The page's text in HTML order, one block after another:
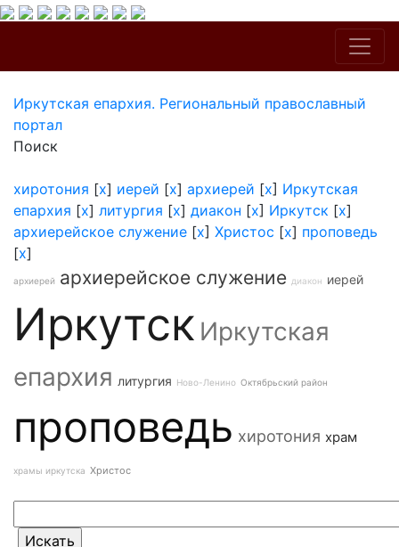
Иркутская епархия. Региональный православный
портал
Поиск
хиротония [x] иерей [x] архиерей [x] Иркутская
епархия [x] литургия [x] диакон [x] Иркутск [x]
архиерейское служение [x] Христос [x] проповедь
[x]
архиерей архиерейское служение диакон иерей
Иркутск Иркутская
епархия литургия Ново-Ленино Октябрьский район
проповедь хиротония храм
храмы иркутска Христос